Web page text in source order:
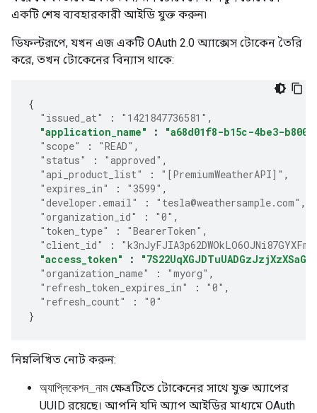
একটি শেষ ব্যবহারকারী আইডি যুক্ত করুন৷
ডিফল্টরূপে, যখন এজ একটি OAuth 2.0 অ্যাক্সেস টোকেন তৈরি
করে, তখন টোকেনের বিন্যাস থাকে:
{
"issued_at"
: "1421847736581" ,
"application_name"
:
"a68d01f8-b15c-4be3-
"scope"
: "READ" ,
"status"
: "approved" ,
"api_product_list"
: "[PremiumWeatherAPI]" ,
"expires_in"
: "3599" ,
"developer.email"
: "tesla@weathersample.com" ,
"organization_id"
: "0" ,
"token_type"
: "BearerToken" ,
"client_id"
:
"access_token"
:
"organization_name"
: "myorg" ,
"refresh_token_expires_in"
: "0" ,
"refresh_count"
:
"0"
}
নিম্নলিখিত নোট করুন:
অ্যাপ্লিকেশন_নামক্ষেত্রটিতে টোকেনের সাথে যুক্ত অ্যাপের
UUID রয়েছে। আপনি যদি অ্যাপ আইডির মাধ্যমে OAuth